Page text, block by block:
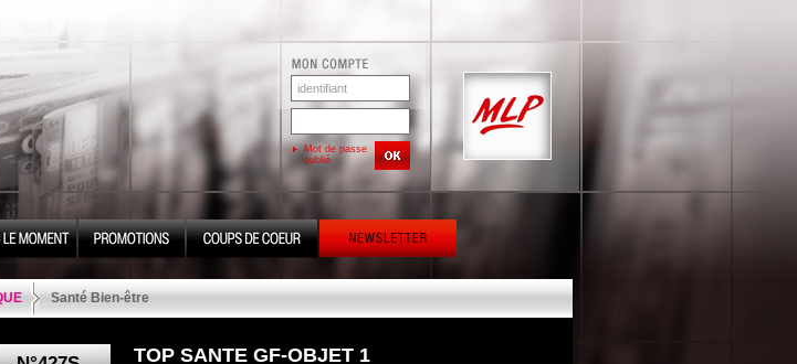
Mot de passe
oublié
Santé Bien-être
TOP SANTE GF-OBJET 1